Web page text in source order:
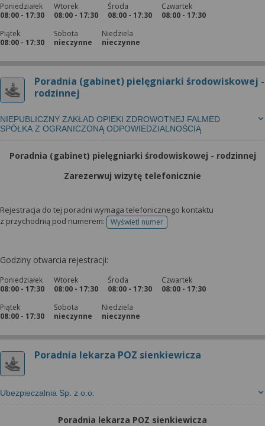
Poniedziałek
08:00 - 17:30
Wtorek
08:00 - 17:30
Środa
08:00 - 17:30
Czwartek
08:00 - 17:30
Piątek
08:00 - 17:30
Sobota
nieczynne
Niedziela
nieczynne
Poradnia (gabinet) pielęgniarki środowiskowej -
rodzinnej
NIEPUBLICZNY ZAKŁAD OPIEKI ZDROWOTNEJ FALMED
SPÓŁKA Z OGRANICZONĄ ODPOWIEDZIALNOŚCIĄ
Poradnia (gabinet) pielęgniarki środowiskowej - rodzinnej
Zarezerwuj wizytę telefonicznie
Rejestracja do tej poradni wymaga telefonicznego kontaktu
z przychodnią pod numerem:
Wyświetl numertelefonu do rejestracji
Godziny otwarcia rejestracji:
Poniedziałek
08:00 - 17:30
Wtorek
08:00 - 17:30
Środa
08:00 - 17:30
Czwartek
08:00 - 17:30
Piątek
08:00 - 17:30
Sobota
nieczynne
Niedziela
nieczynne
Poradnia lekarza POZ sienkiewicza
Ubezpieczalnia Sp. z o.o.
Poradnia lekarza POZ sienkiewicza